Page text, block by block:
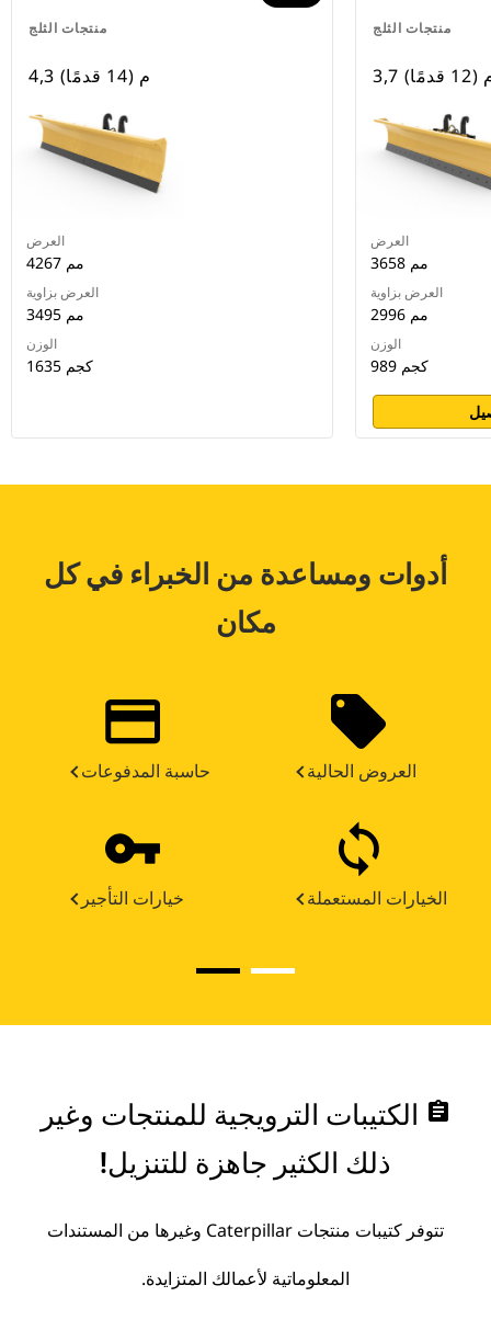
منتجات الثلج
4,3 م (14 قدمًا)
العرض
4267 مم
العرض بزاوية
3495 مم
الوزن
1635 كجم
منتجات الثلج
(12 قدمًا)
العرض
3658 مم
العرض بزاوية
2996 مم
الوزن
989 كجم
أدوات ومساعدة من الخبراء في كل
مكان
حاسبة المدفوعات العروض الحالية
خيارات التأجير الخيارات المستعملة
assignment الكتيبات الترويجية للمنتجات وغير
ذلك الكثير جاهزة للتنزيل!
تتوفر كتيبات منتجات Caterpillar وغيرها من المستندات
المعلوماتية لأعمالك المتزايدة.